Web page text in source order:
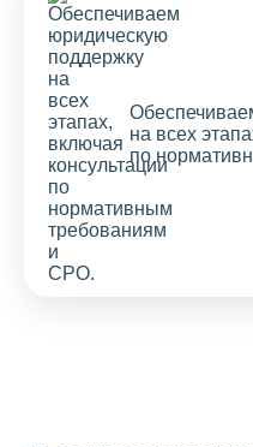
на всех
по